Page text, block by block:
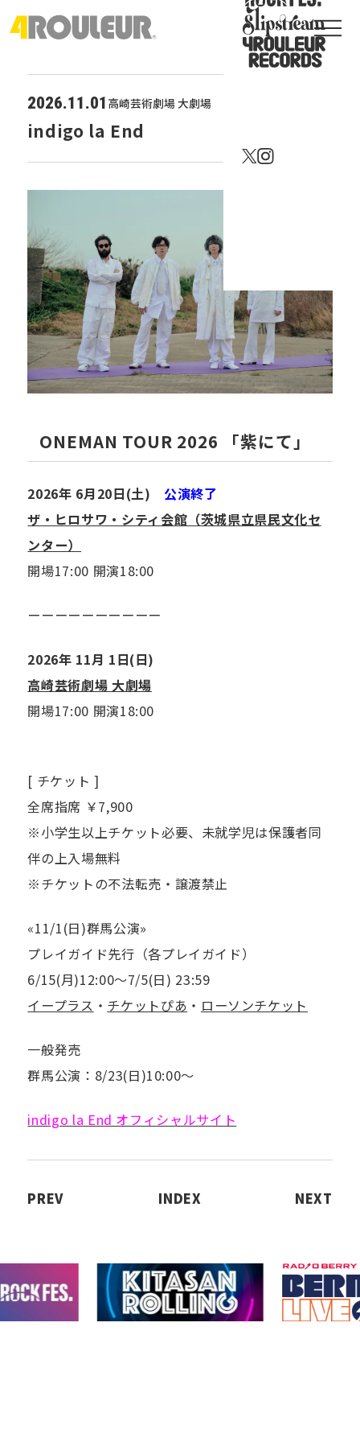
2026.11.01 高崎芸術劇場 大劇場
indigo la End
ONEMAN TOUR 2026 「紫にて」
2026年 6月20日(土) 公演終了
ザ・ヒロサワ・シティ会館（茨城県立県民文化セ
ンター）
開場17:00 開演18:00
ーーーーーーーーーー
2026年 11月 1日(日)
高崎芸術劇場 大劇場
開場17:00 開演18:00
[ チケット ]
全席指席 ￥7,900
※小学生以上チケット必要、未就学児は保護者同
伴の上入場無料
※チケットの不法転売・譲渡禁止
«11/1(日)群馬公演»
プレイガイド先行（各プレイガイド）
6/15(月)12:00〜7/5(日) 23:59
イープラス ・ チケットぴあ ・ ローソンチケット
一般発売
群馬公演：8/23(日)10:00〜
indigo la End オフィシャルサイト
PREV INDEX NEXT